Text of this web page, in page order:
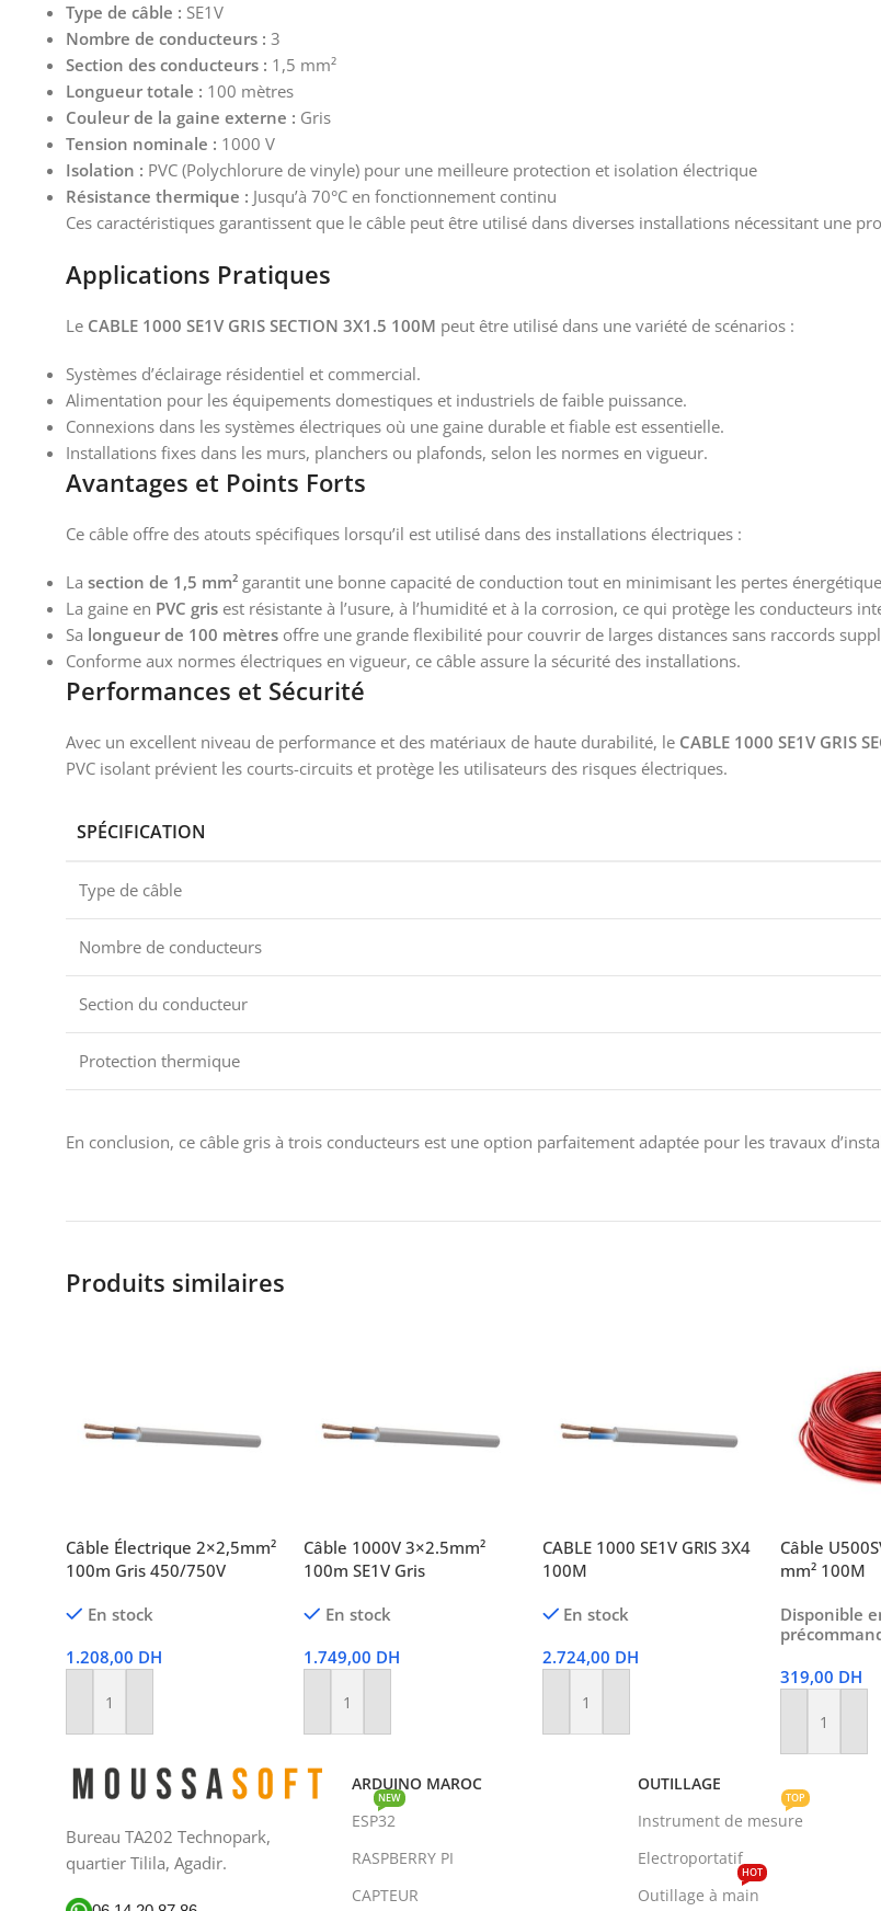
Type de câble : SE1V
Nombre de conducteurs : 3
Section des conducteurs : 1,5 mm²
Longueur totale : 100 mètres
Couleur de la gaine externe : Gris
Tension nominale : 1000 V
Isolation : PVC (Polychlorure de vinyle) pour une meilleure protection et isolation électrique
Résistance thermique : Jusqu’à 70°C en fonctionnement continu
Ces caractéristiques garantissent que le câble peut être utilisé dans diverses installations nécessitant une
Applications Pratiques
Le CABLE 1000 SE1V GRIS SECTION 3X1.5 100M peut être utilisé dans une variété de scénarios :
Systèmes d’éclairage résidentiel et commercial.
Alimentation pour les équipements domestiques et industriels de faible puissance.
Connexions dans les systèmes électriques où une gaine durable et fiable est essentielle.
Installations fixes dans les murs, planchers ou plafonds, selon les normes en vigueur.
Avantages et Points Forts
Ce câble offre des atouts spécifiques lorsqu’il est utilisé dans des installations électriques :
La section de 1,5 mm² garantit une bonne capacité de conduction tout en minimisant les pertes
La gaine en PVC gris est résistante à l’usure, à l’humidité et à la corrosion, ce qui protège les conducteurs
Sa longueur de 100 mètres offre une grande flexibilité pour couvrir de larges distances sans raccords
Conforme aux normes électriques en vigueur, ce câble assure la sécurité des installations.
Performances et Sécurité
Avec un excellent niveau de performance et des matériaux de haute durabilité, le CABLE 1000 SE1V GRIS
PVC isolant prévient les courts-circuits et protège les utilisateurs des risques électriques.
SPÉCIFICATION
Type de câble
Nombre de conducteurs
Section du conducteur
Protection thermique
En conclusion, ce câble gris à trois conducteurs est une option parfaitement adaptée pour les travaux
Produits similaires
Câble Électrique 2×2,5mm²
100m Gris 450/750V
En stock
1.208,00 DH
Ajouter Au Panier
Câble 1000V 3×2.5mm²
100m SE1V Gris
En stock
1.749,00 DH
Ajouter Au Panier
CABLE 1000 SE1V GRIS 3X4
100M
En stock
2.724,00 DH
Ajouter Au Panier
Câble
mm² 100M
Disponible
319,00 DH
Ajouter Au
Bureau TA202 Technopark,
quartier Tilila, Agadir.
ARDUINO MAROC
ESP32
NEW
RASPBERRY PI
CAPTEUR
OUTILLAGE
Instrument de mesure
TOP
Electroportatif
Outillage à main
HOT